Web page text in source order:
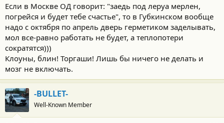
Если в Москве ОД говорит: "заедь под леруа мерлен,
погрейся и будет тебе счастье", то в Губкинском вообще
надо с октября по апрель дверь герметиком заделывать,
мол все-равно работать не будет, а теплопотери
сократятся)))
Клоуны, блин! Торгаши! Лишь бы ничего не делать и
мозг не включать.
-BULLET-
Well-Known Member